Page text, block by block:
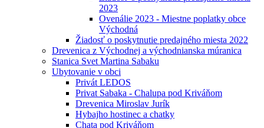
2023
Ovenálie 2023 - Miestne poplatky obce
Východná
Žiadosť o poskytnutie predajného miesta 2022
Drevenica z Východnej a východnianska múranica
Stanica Svet Martina Sabaku
Ubytovanie v obci
Privát LEDOS
Privat Sabaka - Chalupa pod Kriváňom
Drevenica Miroslav Jurík
Hybajho hostinec a chatky
Chata pod Kriváňom